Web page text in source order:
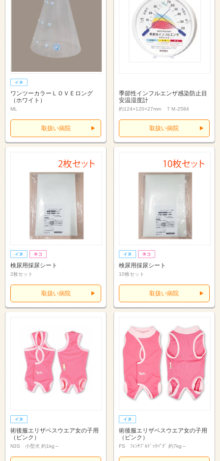
ワンツーカラーＬＯＶＥロング
（ホワイト）
ML
取扱い病院
季節性インフルエンザ感染防止目
安温湿度計
約124×120×27mm ＴＭ-2584
取扱い病院
検尿用採尿シート
2枚セット
取扱い病院
検尿用採尿シート
10枚セット
取扱い病院
術後服エリザベスウエア女の子用
（ピンク）
N3S 小型犬 約1kg～
術後服エリザベスウエア女の子用
（ピンク）
FS ﾌﾚﾝﾁﾌﾞﾙﾄﾞｯｸﾊﾟｸﾞ 約7kg～